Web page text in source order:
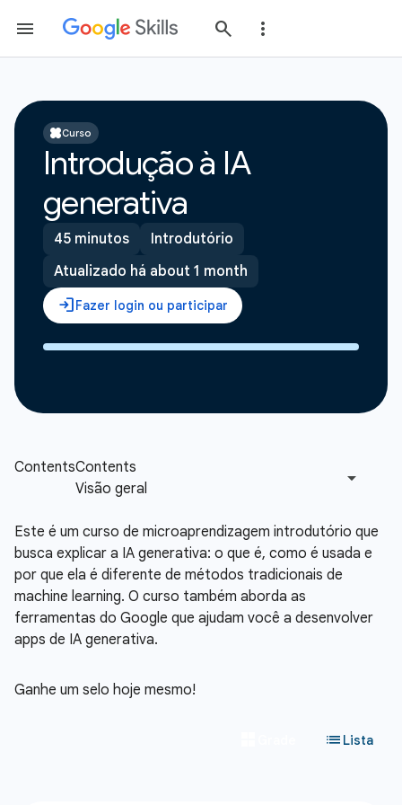
Curso
Introdução à IA
generativa
45 minutos
Introdutório
Atualizado há about 1 month
Este é um curso de microaprendizagem introdutório que
busca explicar a IA generativa: o que é, como é usada e
por que ela é diferente de métodos tradicionais de
machine learning. O curso também aborda as
ferramentas do Google que ajudam você a desenvolver
apps de IA generativa.
Ganhe um selo hoje mesmo!